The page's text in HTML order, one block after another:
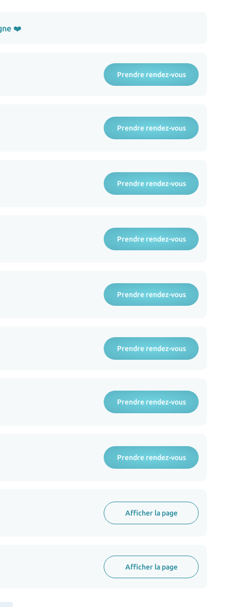
❤️
Prendre rendez-vous
Prendre rendez-vous
Prendre rendez-vous
Prendre rendez-vous
Prendre rendez-vous
Prendre rendez-vous
Prendre rendez-vous
Prendre rendez-vous
Afficher la page
Afficher la page